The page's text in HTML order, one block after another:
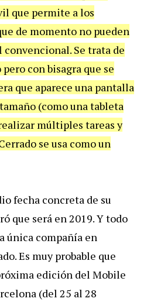
que permite a los
de momento no pueden
Se trata de
con bisagra que se
que aparece una pantalla
(como una tableta
múltiples tareas y
se usa como un
fecha concreta de su
que será en 2019. Y todo
única compañía en
Es muy probable que
edición del Mobile
(del 25 al 28